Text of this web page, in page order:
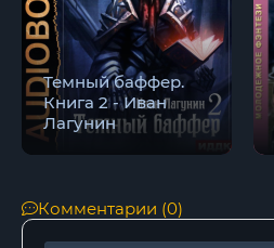
Темный баффер.
Книга 2 - Иван
Лагунин
Комментарии (0)